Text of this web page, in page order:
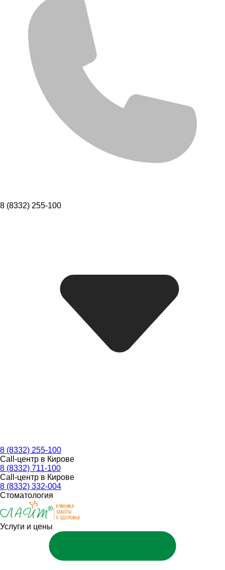
8 (8332) 255-100
8 (8332) 255-100
Call-центр в Кирове
8 (8332) 711-100
Call-центр в Кирове
8 (8332) 332-004
Стоматология
Услуги и цены